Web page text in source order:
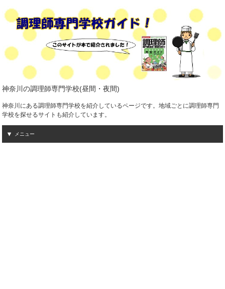
神奈川の調理師専門学校(昼間・夜間)
神奈川にある調理師専門学校を紹介しているページです。地域ごとに調理師専門
学校を探せるサイトも紹介しています。
メニュー